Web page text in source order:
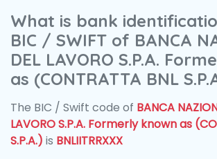
What is bank
BIC / SWIFT of BANCA
DEL LAVORO S.P.A.
as (CONTRATTA BNL
The BIC / Swift code of BANCA
LAVORO S.P.A. Formerly known as
S.P.A.) is BNLIITRRXXX